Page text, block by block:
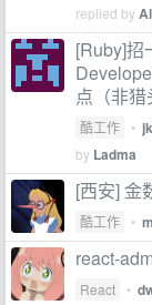
replied by
[Ruby]招
点（非猎
酷工作 •
by Ladma
[西安] 金
酷工作 •
react-
React •